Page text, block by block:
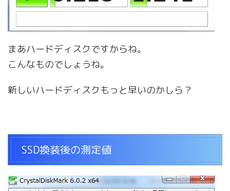
まあハードディスクですからね。
こんなものでしょうね。
新しいハードディスクもっと早いのかしら？
SSD換装後の測定値